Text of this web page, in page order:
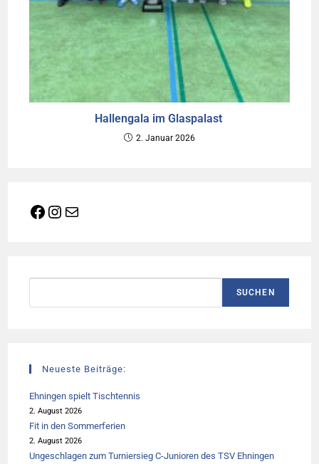
Hallengala im Glaspalast
2. Januar 2026
Facebook
Instagram
E-Mail
SUCHEN
Neueste Beiträge:
Ehningen spielt Tischtennis
2. August 2026
Fit in den Sommerferien
2. August 2026
Ungeschlagen zum Turniersieg C-Junioren des TSV Ehningen